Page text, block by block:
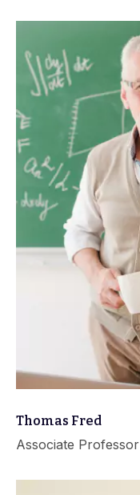
Thomas Fred
Associate Professor